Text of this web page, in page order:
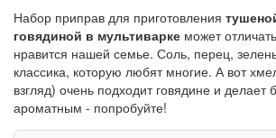
Набор приправ для приготовления
говядиной в мультиварке может
нравится нашей семье. Соль, перец,
классика, которую любят многие. А вот
взгляд) очень подходит говядине и
ароматным - попробуйте!